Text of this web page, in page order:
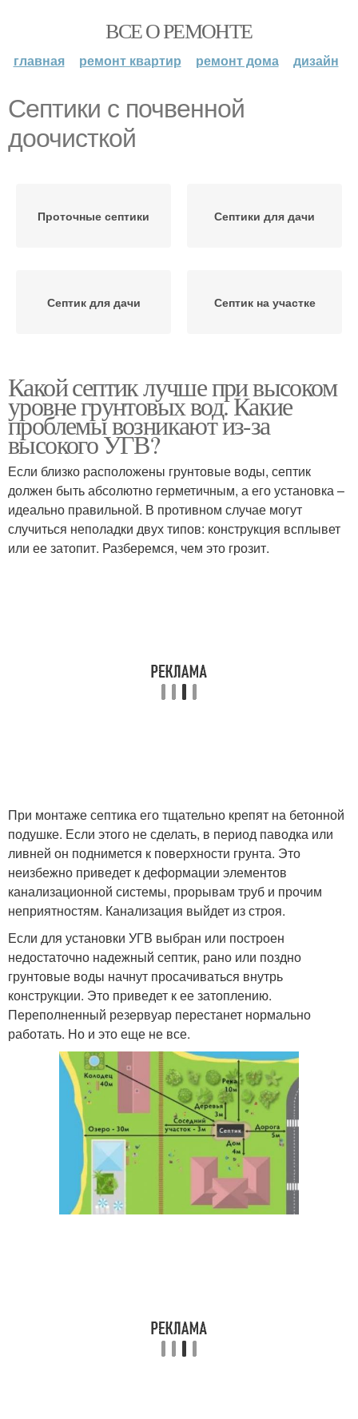
ВСЕ О РЕМОНТЕ
главная ремонт квартир ремонт дома дизайн
Септики с почвенной
доочисткой
Проточные септики Септики для дачи
Септик для дачи Септик на участке
Какой септик лучше при высоком
уровне грунтовых вод. Какие
проблемы возникают из-за
высокого УГВ?
Если близко расположены грунтовые воды, септик
должен быть абсолютно герметичным, а его установка –
идеально правильной. В противном случае могут
случиться неполадки двух типов: конструкция всплывет
или ее затопит. Разберемся, чем это грозит.
При монтаже септика его тщательно крепят на бетонной
подушке. Если этого не сделать, в период паводка или
ливней он поднимется к поверхности грунта. Это
неизбежно приведет к деформации элементов
канализационной системы, прорывам труб и прочим
неприятностям. Канализация выйдет из строя.
Если для установки УГВ выбран или построен
недостаточно надежный септик, рано или поздно
грунтовые воды начнут просачиваться внутрь
конструкции. Это приведет к ее затоплению.
Переполненный резервуар перестанет нормально
работать. Но и это еще не все.